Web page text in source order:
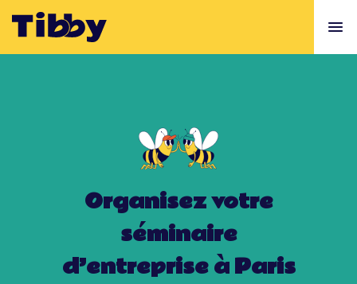
Organisez votre
séminaire
d’entreprise à Paris